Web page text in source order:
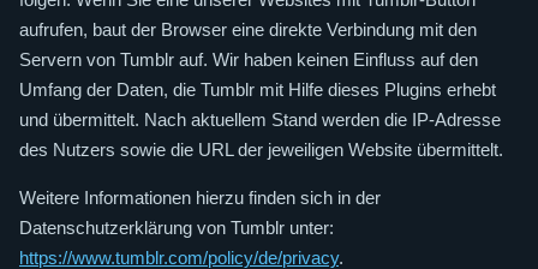
aufrufen, baut der Browser eine direkte Verbindung mit den
Servern von Tumblr auf. Wir haben keinen Einfluss auf den
Umfang der Daten, die Tumblr mit Hilfe dieses Plugins erhebt
und übermittelt. Nach aktuellem Stand werden die IP-Adresse
des Nutzers sowie die URL der jeweiligen Website übermittelt.
Weitere Informationen hierzu finden sich in der
Datenschutzerklärung von Tumblr unter:
https://www.tumblr.com/policy/de/privacy.